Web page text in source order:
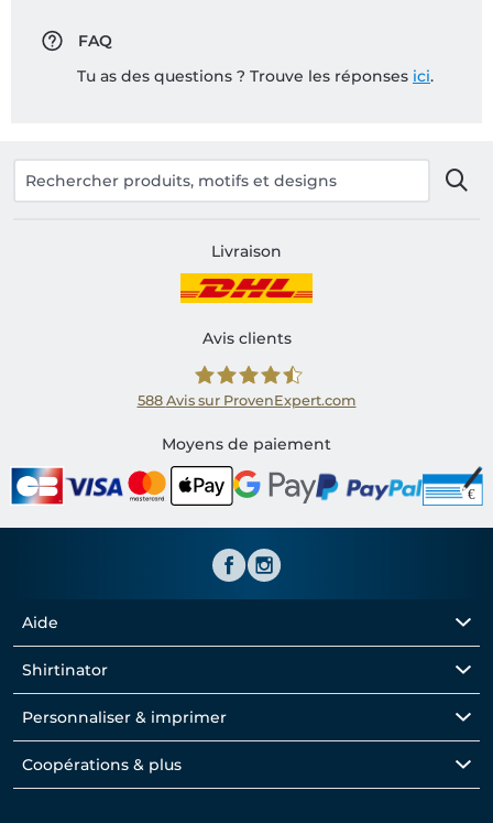
FAQ
Tu as des questions ? Trouve les réponses ici.
Livraison
Avis clients
Shirtinator FR
588 Avis sur ProvenExpert.com
Moyens de paiement
Aide
Shirtinator
Personnaliser & imprimer
Coopérations & plus